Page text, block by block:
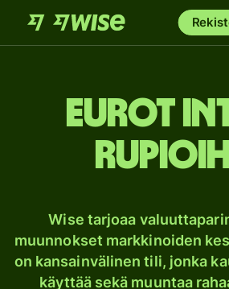
Eurot
Wise tarjoaa
muunnokset markkinoiden
on kansainvälinen tili, jonka
käyttää sekä muuntaa